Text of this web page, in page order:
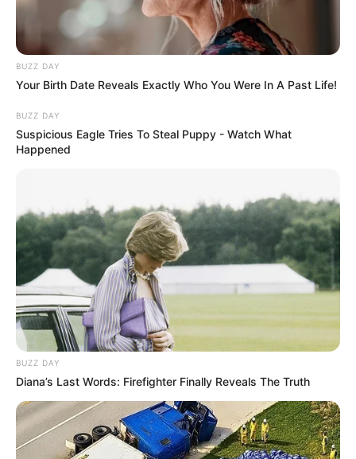
1) Meça o feltro utilizando o celular que servirá
de medida. Você pode fazer de qualquer tamanho
que desejar. Corte dois pedaços de feltro um
pouquinho maior que o celular.
BUZZ DAY
Your Birth Date Reveals Exactly Who You Were In A Past Life!
BUZZ DAY
Suspicious Eagle Tries To Steal Puppy - Watch What
Happened
BUZZ DAY
Diana’s Last Words: Firefighter Finally Reveals The Truth